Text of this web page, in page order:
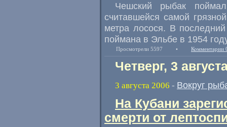
Чешский рыбак
считавшейся самой
метра лосося. В
поймана в Эльбе в 1954
Просмотрели 5597 • Комментарии
Четверг, 3
3 августа 2006 - Вокруг
На Кубани
смерти от